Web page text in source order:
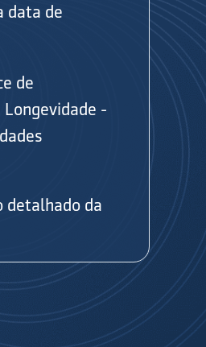
data de
de
-
detalhado da